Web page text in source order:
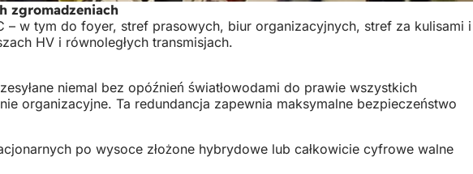
zgromadzeniach
– w tym do foyer, stref prasowych, biur organizacyjnych, stref za kulisami i
HV i równoległych transmisjach.
niemal bez opóźnień światłowodami do prawie wszystkich
organizacyjne. Ta redundancja zapewnia maksymalne bezpieczeństwo
po wysoce złożone hybrydowe lub całkowicie cyfrowe walne